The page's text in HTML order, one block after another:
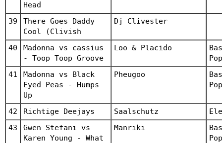
Head
39
There Goes Daddy
Cool (Clivish
Dj Clivester
40
Madonna vs cassius
- Toop Toop Groove
Loo & Placido
Pop
41
Madonna vs Black
Eyed Peas - Humps
Up
Pheugoo
Pop
42 Richtige Deejays Saalschutz
43
Gwen Stefani vs
Karen Young - What
Manriki
Pop